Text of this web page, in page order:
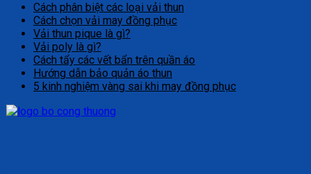
Cách phân biệt các loại vải thun
Cách chọn vải may đồng phục
Vải thun pique là gì?
Vải poly là gì?
Cách tẩy các vết bẩn trên quần áo
Hướng dẫn bảo quản áo thun
5 kinh nghiệm vàng sai khi may đồng phục